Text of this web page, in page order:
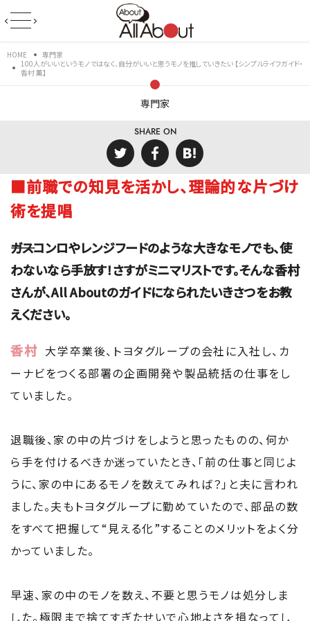
HOME
専門家
100人がいいというモノではなく、自分がいいと思うモノを推していきたい 【シンプルライフガイド・
香村 薫】
専門家
SHARE ON
■前職での知見を活かし、理論的な片づけ
術を提唱
――ガスコンロやレンジフードのような大きなモノでも、使
わないなら手放す！さすがミニマリストです。そんな香村
さんが、All Aboutのガイドになられたいきさつをお教
えください。
香村 大学卒業後、トヨタグループの会社に入社し、カ
ーナビをつくる部署の企画開発や製品統括の仕事をし
ていました。
退職後、家の中の片づけをしようと思ったものの、何か
ら手を付けるべきか迷っていたとき、「前の仕事と同じよ
うに、家の中にあるモノを数えてみれば？」と夫に言われ
ました。夫もトヨタグループに勤めていたので、部品の数
をすべて把握して“見える化”することのメリットをよく分
かっていました。
早速、家の中のモノを数え、不要と思うモノは処分しま
した。極限まで捨てすぎたせいで心地よさを損なってし